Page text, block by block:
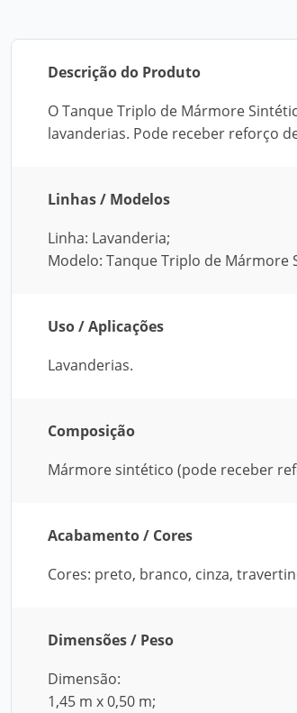
Descrição do Produto
O Tanque Triplo de Mármore
lavanderias. Pode receber reforço
Linhas / Modelos
Linha: Lavanderia;
Modelo: Tanque Triplo de Mármore
Uso / Aplicações
Lavanderias.
Composição
Mármore sintético (pode receber
Acabamento / Cores
Cores: preto, branco, cinza,
Dimensões / Peso
Dimensão:
1,45 m x 0,50 m;